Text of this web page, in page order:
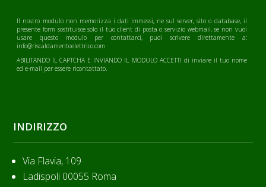
Il nostro modulo non memorizza i dati immessi, ne sul server, sito o database, il
presente form sostituisce solo il tuo client di posta o servizio webmail, se non vuoi
usare questo modulo per contattarci, puoi scrivere direttamente a:
info@riscaldamentoelettrico.com
ABILITANDO IL CAPTCHA E INVIANDO IL MODULO ACCETTI di inviare il tuo nome
ed e-mail per essere ricontattato.
INDIRIZZO
Via Flavia, 109
Ladispoli 00055 Roma